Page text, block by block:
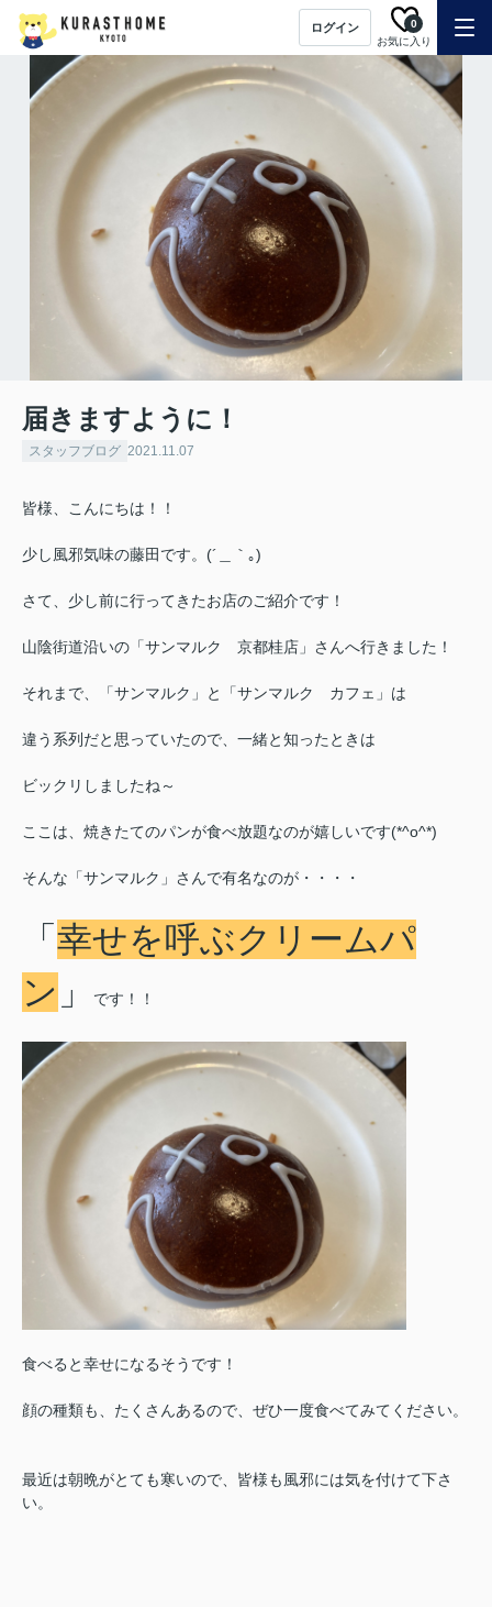
ログイン
お気に入り
0
届きますように！
スタッフブログ 2021.11.07
皆様、こんにちは！！
少し風邪気味の藤田です。(´＿｀｡)
さて、少し前に行ってきたお店のご紹介です！
山陰街道沿いの「サンマルク 京都桂店」さんへ行きました！
それまで、「サンマルク」と「サンマルク カフェ」は
違う系列だと思っていたので、一緒と知ったときは
ビックリしましたね～
ここは、焼きたてのパンが食べ放題なのが嬉しいです(*^o^*)
そんな「サンマルク」さんで有名なのが・・・・
「 幸せを呼ぶクリームパ
ン 」 です！！
食べると幸せになるそうです！
顔の種類も、たくさんあるので、ぜひ一度食べてみてください。
最近は朝晩がとても寒いので、皆様も風邪には気を付けて下さ
い。